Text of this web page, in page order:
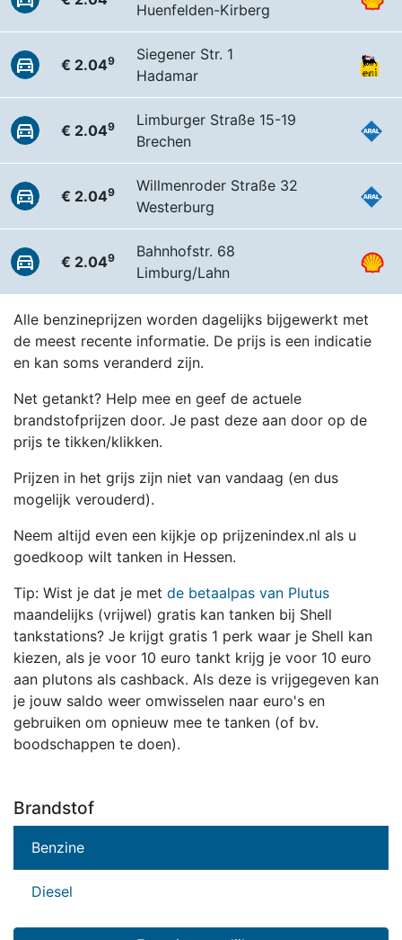
Huenfelden-Kirberg
€ 2.049
Siegener Str. 1
Hadamar
€ 2.049
Limburger Straße 15-19
Brechen
€ 2.049
Willmenroder Straße 32
Westerburg
€ 2.049
Bahnhofstr. 68
Limburg/Lahn
Alle benzineprijzen worden dagelijks bijgewerkt met
de meest recente informatie. De prijs is een indicatie
en kan soms veranderd zijn.
Net getankt? Help mee en geef de actuele
brandstofprijzen door. Je past deze aan door op de
prijs te tikken/klikken.
Prijzen in het grijs zijn niet van vandaag (en dus
mogelijk verouderd).
Neem altijd even een kijkje op prijzenindex.nl als u
goedkoop wilt tanken in Hessen.
Tip: Wist je dat je met de betaalpas van Plutus
maandelijks (vrijwel) gratis kan tanken bij Shell
tankstations? Je krijgt gratis 1 perk waar je Shell kan
kiezen, als je voor 10 euro tankt krijg je voor 10 euro
aan plutons als cashback. Als deze is vrijgegeven kan
je jouw saldo weer omwisselen naar euro's en
gebruiken om opnieuw mee te tanken (of bv.
boodschappen te doen).
Brandstof
Benzine
Diesel